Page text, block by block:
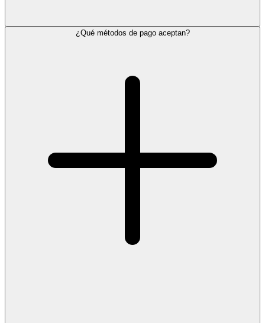
¿Qué métodos de pago aceptan?